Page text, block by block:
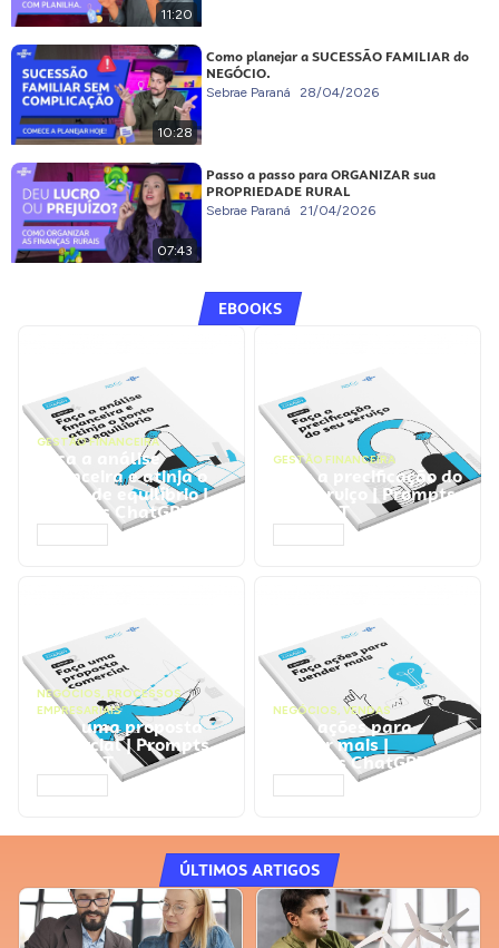
11:20
10:28
Como planejar a SUCESSÃO FAMILIAR do
NEGÓCIO.
Sebrae Paraná 28/04/2026
07:43
Passo a passo para ORGANIZAR sua
PROPRIEDADE RURAL
Sebrae Paraná 21/04/2026
EBOOKS
GESTÃO FINANCEIRA
Faça a análise
financeira e atinja o
ponto de equilíbrio |
Prompts ChatGPT
GESTÃO FINANCEIRA
Faça a precificação do
seu serviço | Prompts
ChatGPT
NEGÓCIOS, PROCESSOS
EMPRESARIAIS
Faça uma proposta
comercial | Prompts
ChatGPT
NEGÓCIOS, VENDAS
Faça ações para
vender mais |
Prompts ChatGPT
ÚLTIMOS ARTIGOS